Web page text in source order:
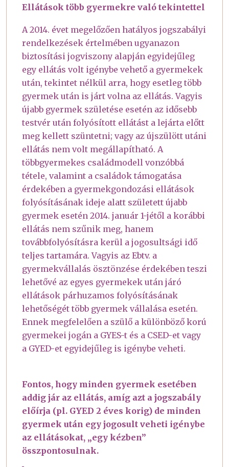
Ellátások több gyermekre való tekintettel
A 2014. évet megelőzően hatályos jogszabályi
rendelkezések értelmében ugyanazon
biztosítási jogviszony alapján egyidejűleg
egy ellátás volt igénybe vehető a gyermekek
után, tekintet nélkül arra, hogy esetleg több
gyermek után is járt volna az ellátás. Vagyis
újabb gyermek születése esetén az idősebb
testvér után folyósított ellátást a lejárta előtt
meg kellett szüntetni; vagy az újszülött utáni
ellátás nem volt megállapítható. A
többgyermekes családmodell vonzóbbá
tétele, valamint a családok támogatása
érdekében a gyermekgondozási ellátások
folyósításának ideje alatt született újabb
gyermek esetén 2014. január 1-jétől a korábbi
ellátás nem szűnik meg, hanem
továbbfolyósításra kerül a jogosultsági idő
teljes tartamára. Vagyis az Ebtv. a
gyermekvállalás ösztönzése érdekében teszi
lehetővé az egyes gyermekek után járó
ellátások párhuzamos folyósításának
lehetőségét több gyermek vállalása esetén.
Ennek megfelelően a szülő a különböző korú
gyermekei jogán a GYES-t és a CSED-et vagy
a GYED-et egyidejűleg is igénybe veheti.
Fontos, hogy minden gyermek esetében
addig jár az ellátás, amíg azt a jogszabály
előírja (pl. GYED 2 éves korig) de minden
gyermek után egy jogosult veheti igénybe
az ellátásokat, „egy kézben”
összpontosulnak.